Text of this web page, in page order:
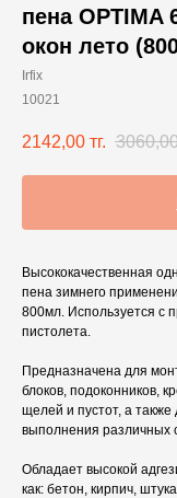
пена OPTIMA
окон лето
Irfix
10021
2142,00 тг.
Высококачественная
пена зимнего
800мл. Используется с
пистолета.
Предназначена для
блоков, подоконников,
щелей и пустот, а
выполнения различных
Обладает высокой
как: бетон, кирпич,